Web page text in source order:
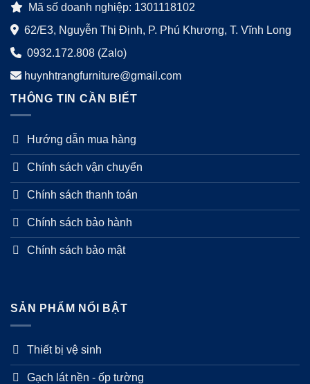
Mã số doanh nghiệp: 1301118102
62/E3, Nguyễn Thị Định, P. Phú Khương, T. Vĩnh Long
0932.172.808 (Zalo)
huynhtrangfurniture@gmail.com
THÔNG TIN CẦN BIẾT
Hướng dẫn mua hàng
Chính sách vận chuyển
Chính sách thanh toán
Chính sách bảo hành
Chính sách bảo mật
SẢN PHẨM NỔI BẬT
Thiết bị vệ sinh
Gạch lát nền - ốp tường